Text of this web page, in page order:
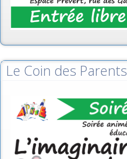
Le Coin des Parents